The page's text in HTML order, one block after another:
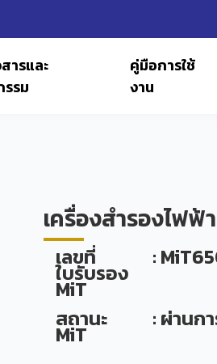
ารและ
รม
คู่มือการใช้
งาน
เครื่องสำรองไฟฟ้
เลขที่
ใบรับรอง
MiT
:
สถานะ
MiT
: ผ่านก